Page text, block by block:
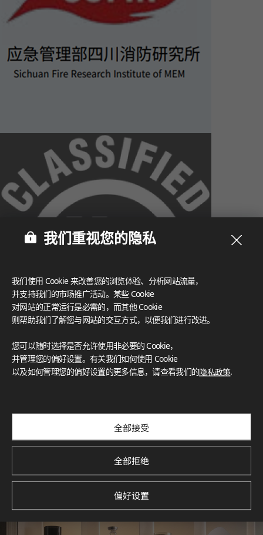
What These Certifications Mean
灵感画廊
我们重视您的隐私
我们使用 Cookie 来改善您的浏览体验、分析网站流量，
并支持我们的市场推广活动。某些 Cookie
对网站的正常运行是必需的，而其他 Cookie
则帮助我们了解您与网站的交互方式，以便我们进行改进。
您可以随时选择是否允许使用非必要的 Cookie，
并管理您的偏好设置。有关我们如何使用 Cookie
以及如何管理您的偏好设置的更多信息，请查看我们的隐私政策.
全部接受
全部拒绝
偏好设置